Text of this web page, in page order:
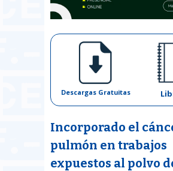
Descargas Gratuitas
Incorporado el
pulmón en trabajos
expuestos al polvo